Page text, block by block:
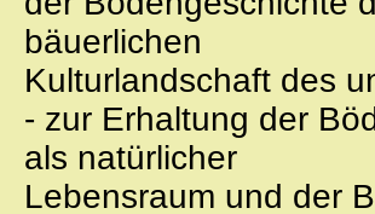
bäuerlichen
Kulturlandschaft des
- zur Erhaltung der
als natürlicher
Lebensraum und der